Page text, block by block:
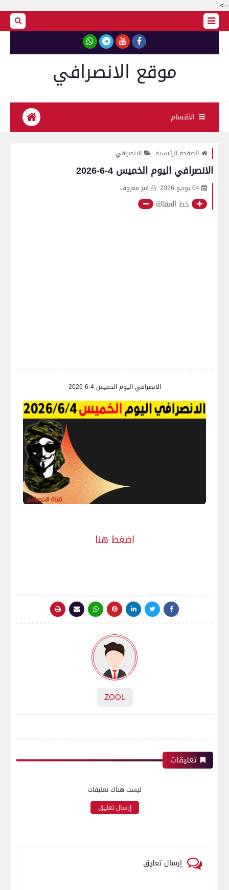
-->
موقع الانصرافي
الأقسام
الصفحة الرئيسية الانصرافي
الانصرافي اليوم الخميس 4-6-2026
04 يونيو 2026 غير معروف
خط المقالة
الانصرافي اليوم الخميس 4-6-2026
اضغط هنا
ZOOL
تعليقات
ليست هناك تعليقات
إرسال تعليق
إرسال تعليق